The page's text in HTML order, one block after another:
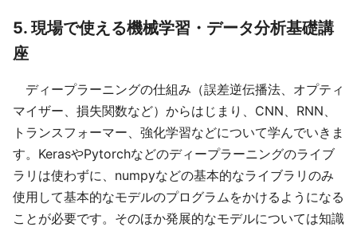
5. 現場で使える機械学習・データ分析基礎講
座
ディープラーニングの仕組み（誤差逆伝播法、オプティ
マイザー、損失関数など）からはじまり、CNN、RNN、
トランスフォーマー、強化学習などについて学んでいきま
す。KerasやPytorchなどのディープラーニングのライブ
ラリは使わずに、numpyなどの基本的なライブラリのみ
使用して基本的なモデルのプログラムをかけるようになる
ことが必要です。そのほか発展的なモデルについては知識